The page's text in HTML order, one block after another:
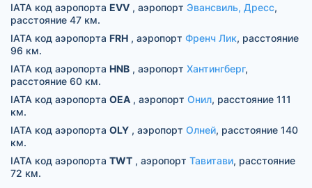
IATA код аэропорта EVV , аэропорт Эвансвиль, Дресс,
расстояние 47 км.
IATA код аэропорта FRH , аэропорт Френч Лик, расстояние
96 км.
IATA код аэропорта HNB , аэропорт Хантингберг,
расстояние 60 км.
IATA код аэропорта OEA , аэропорт Онил, расстояние 111
км.
IATA код аэропорта OLY , аэропорт Олней, расстояние 140
км.
IATA код аэропорта TWT , аэропорт Тавитави, расстояние
72 км.